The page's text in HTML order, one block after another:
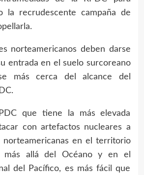
la recrudescente campaña de
norteamericanos deben darse
entrada en el suelo surcoreano
más cerca del alcance del
que tiene la más elevada
con artefactos nucleares a
norteamericanas en el territorio
más allá del Océano y en el
del Pacífico, es más fácil que